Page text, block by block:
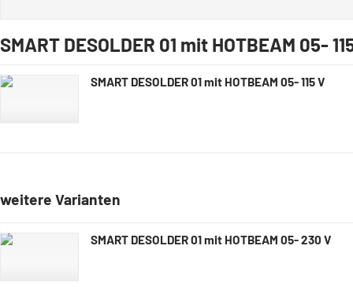
SMART DESOLDER 01 mit HOTBEAM 05-
SMART DESOLDER 01 mit HOTBEAM 05- 115 V
weitere Varianten
SMART DESOLDER 01 mit HOTBEAM 05- 230 V